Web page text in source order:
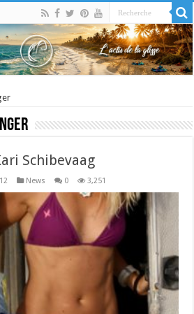
Schibevaag
News 0 3,251